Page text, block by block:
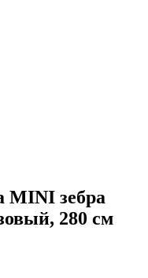
MINI зебра
280 см